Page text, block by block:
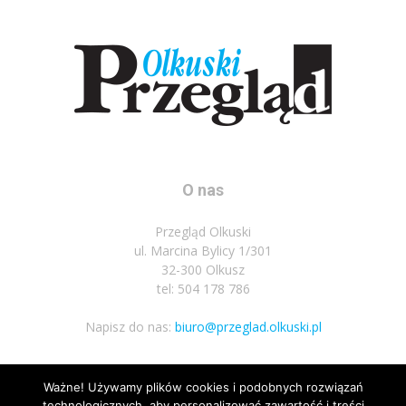
O nas
Przegląd Olkuski
ul. Marcina Bylicy 1/301
32-300 Olkusz
tel: 504 178 786
Napisz do nas: biuro@przeglad.olkuski.pl
Podążaj za nami
Ważne! Używamy plików cookies i podobnych rozwiązań